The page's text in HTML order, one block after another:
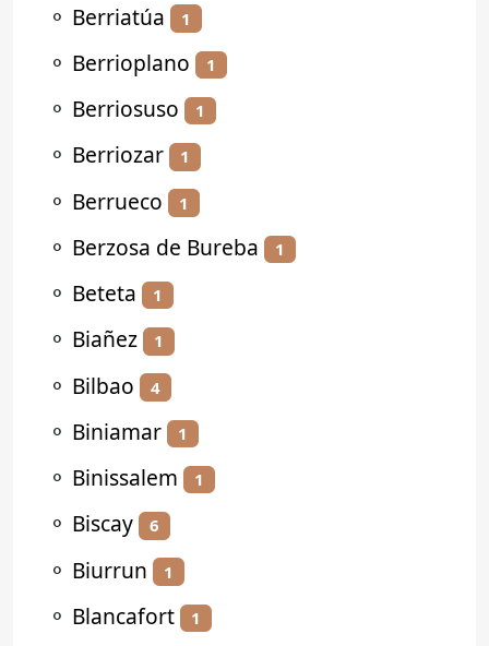
⚬ Berriatúa 1
⚬ Berrioplano 1
⚬ Berriosuso 1
⚬ Berriozar 1
⚬ Berrueco 1
⚬ Berzosa de Bureba 1
⚬ Beteta 1
⚬ Biañez 1
⚬ Bilbao 4
⚬ Biniamar 1
⚬ Binissalem 1
⚬ Biscay 6
⚬ Biurrun 1
⚬ Blancafort 1